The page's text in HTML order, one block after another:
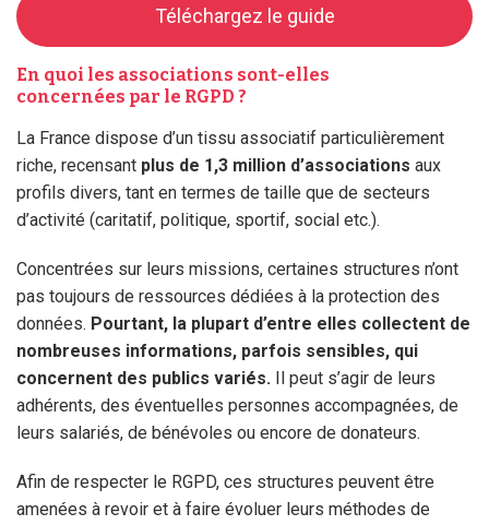
Téléchargez le guide
En quoi les associations sont-elles
concernées par le RGPD ?
La France dispose d’un tissu associatif particulièrement
riche, recensant plus de 1,3 million d’associations aux
profils divers, tant en termes de taille que de secteurs
d’activité (caritatif, politique, sportif, social etc.).
Concentrées sur leurs missions, certaines structures n’ont
pas toujours de ressources dédiées à la protection des
données. Pourtant, la plupart d’entre elles collectent de
nombreuses informations, parfois sensibles, qui
concernent des publics variés. Il peut s’agir de leurs
adhérents, des éventuelles personnes accompagnées, de
leurs salariés, de bénévoles ou encore de donateurs.
Afin de respecter le RGPD, ces structures peuvent être
amenées à revoir et à faire évoluer leurs méthodes de